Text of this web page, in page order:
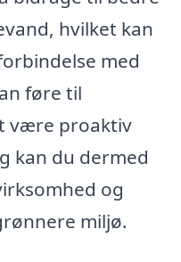
hvilket kan
med
føre til
være proaktiv
kan du dermed
og
miljø.